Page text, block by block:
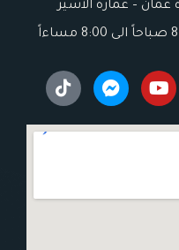
عمان – عمارة الأسير